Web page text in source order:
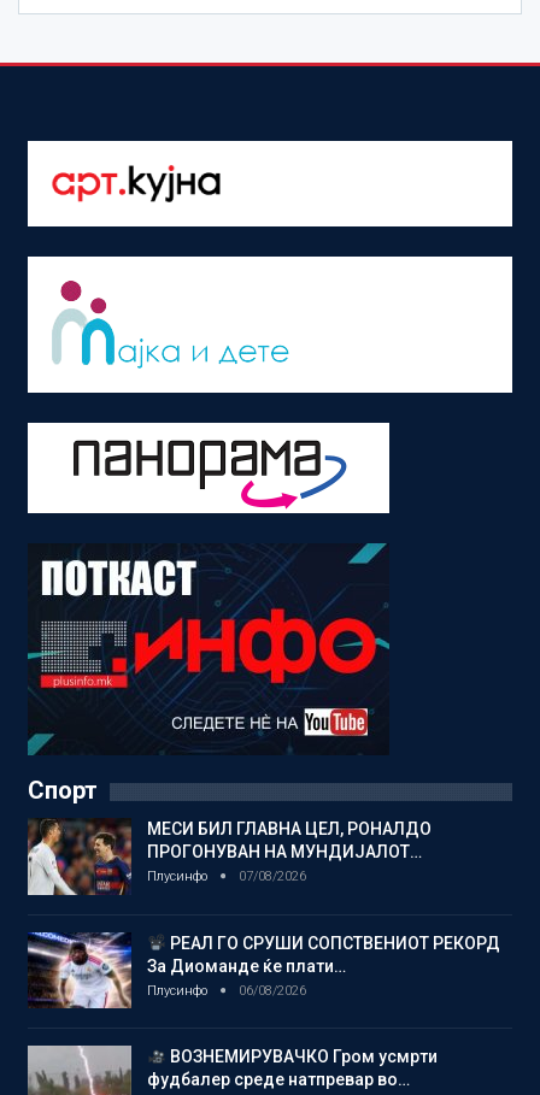
Спорт
МЕСИ БИЛ ГЛАВНА ЦЕЛ, РОНАЛДО
ПРОГОНУВАН НА МУНДИЈАЛОТ…
Плусинфо 07/08/2026
РЕАЛ ГО СРУШИ СОПСТВЕНИОТ РЕКОРД
За Диоманде ќе плати…
Плусинфо 06/08/2026
ВОЗНЕМИРУВАЧКО Гром усмрти
фудбалер среде натпревар во…